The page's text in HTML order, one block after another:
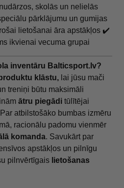
skolās un nelielās
pārklājumu un gumijas
lietošanai āra apstākļos ✔️
ikvienai vecuma grupai
inventāru Balticsport.lv?
klāstu, lai jūsu mači
treniņi būtu maksimāli
ātru piegādi tūlītējai
atbilstošāko bumbas izmēru
racionālu padomu vienmēr
komanda. Savukārt par
apstākļos un pilnīgu
pilnvērtīgais lietošanas